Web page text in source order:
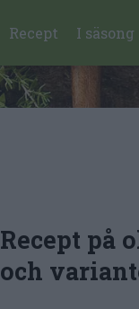
Recept I säsong
Recept på
och